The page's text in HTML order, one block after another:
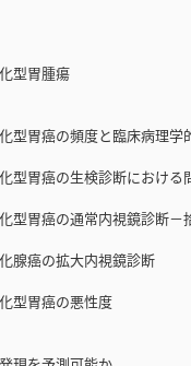
型胃腫瘍
型胃癌の頻度と臨床病理学
型胃癌の生検診断における
型胃癌の通常内視鏡診断－
腺癌の拡大内視鏡診断
型胃癌の悪性度